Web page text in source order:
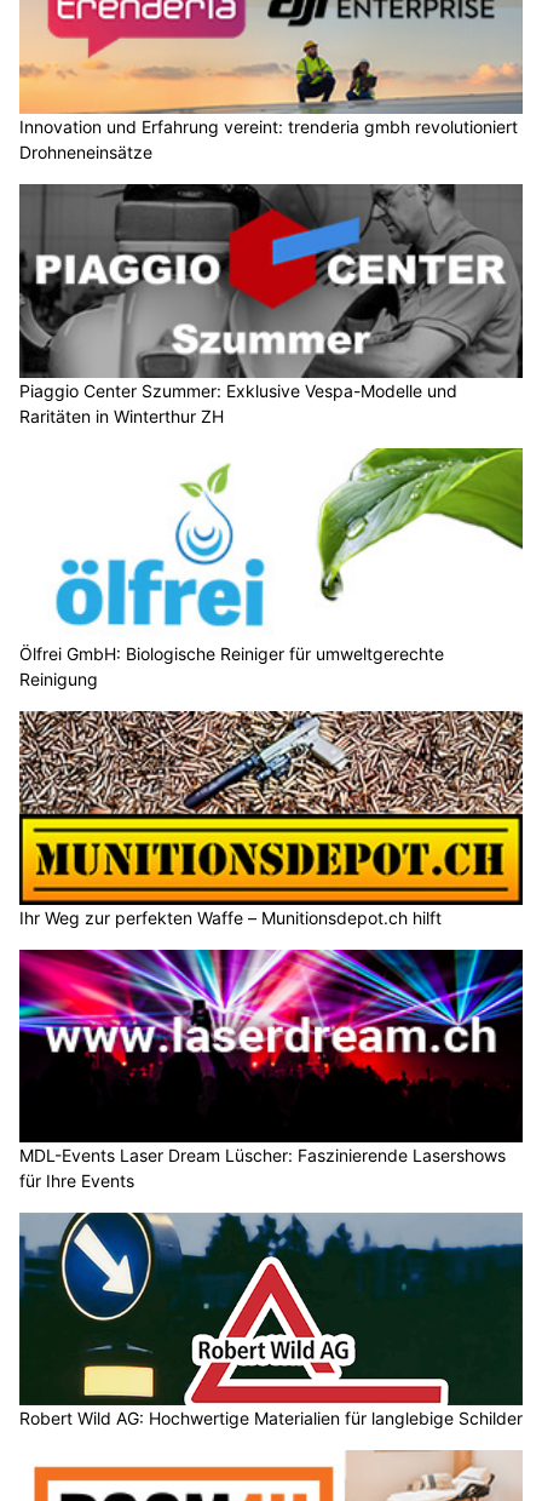
Innovation und Erfahrung vereint: trenderia gmbh revolutioniert
Drohneneinsätze
Piaggio Center Szummer: Exklusive Vespa-Modelle und
Raritäten in Winterthur ZH
Ölfrei GmbH: Biologische Reiniger für umweltgerechte
Reinigung
Ihr Weg zur perfekten Waffe – Munitionsdepot.ch hilft
MDL-Events Laser Dream Lüscher: Faszinierende Lasershows
für Ihre Events
Robert Wild AG: Hochwertige Materialien für langlebige Schilder